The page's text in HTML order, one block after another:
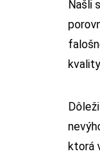
Našli
ktorá